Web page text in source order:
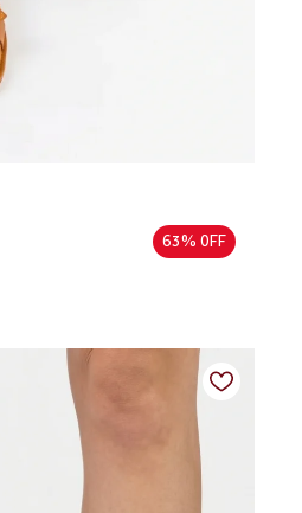
63% 0FF